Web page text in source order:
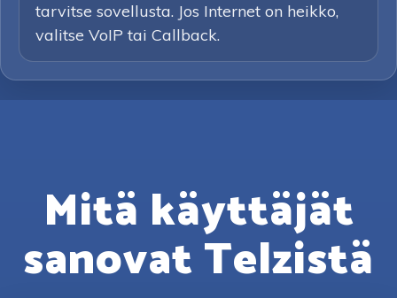
tarvitse sovellusta. Jos Internet on heikko,
valitse VoIP tai Callback.
Mitä käyttäjät
sanovat Telzistä